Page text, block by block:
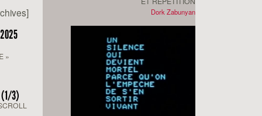
»
(1/3)
Dork Zabunyan